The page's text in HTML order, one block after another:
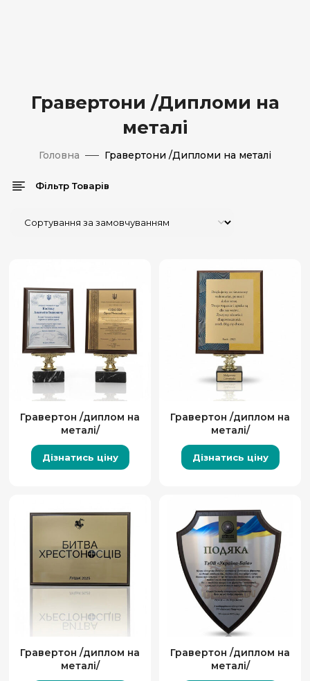
Гравертони /Дипломи на
металі
Головна Гравертони /Дипломи на металі
Фільтр Товарів
Гравертон /диплом на
металі/
Дізнатись ціну
Гравертон /диплом на
металі/
Дізнатись ціну
Гравертон /диплом на
металі/
Гравертон /диплом на
металі/